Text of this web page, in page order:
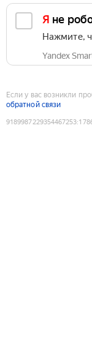
Я не
Нажмите,
Yandex
Если у вас возникли
обратной связи
9189987229354467253: